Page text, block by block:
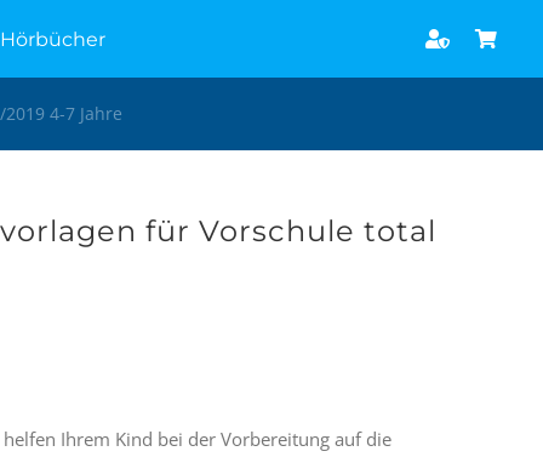
Hörbücher
4-7 Jahre
für Vorschule total
Ihrem Kind bei der Vorbereitung auf die